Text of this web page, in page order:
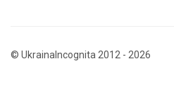
© UkrainaIncognita 2012 - 2026